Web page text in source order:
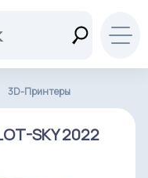
3D-Принтеры
SKY 2022